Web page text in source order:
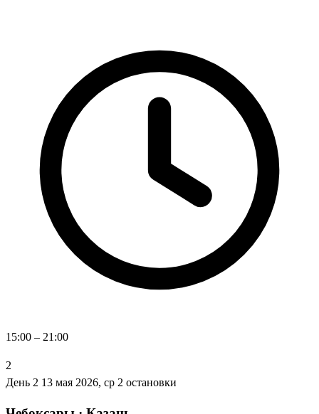
15:00 – 21:00
2
День 2 13 мая 2026, ср 2 остановки